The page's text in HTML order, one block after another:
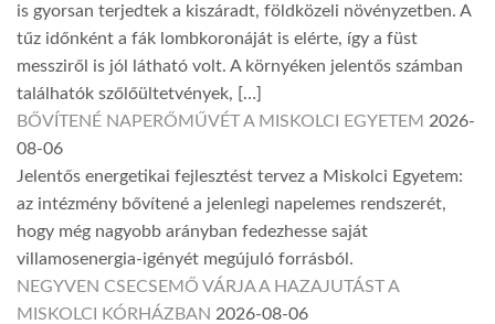
is gyorsan terjedtek a kiszáradt, földközeli növényzetben. A
tűz időnként a fák lombkoronáját is elérte, így a füst
messziről is jól látható volt. A környéken jelentős számban
találhatók szőlőültetvények, […]
BŐVÍTENÉ NAPERŐMŰVÉT A MISKOLCI EGYETEM 2026-
08-06
Jelentős energetikai fejlesztést tervez a Miskolci Egyetem:
az intézmény bővítené a jelenlegi napelemes rendszerét,
hogy még nagyobb arányban fedezhesse saját
villamosenergia-igényét megújuló forrásból.
NEGYVEN CSECSEMŐ VÁRJA A HAZAJUTÁST A
MISKOLCI KÓRHÁZBAN 2026-08-06